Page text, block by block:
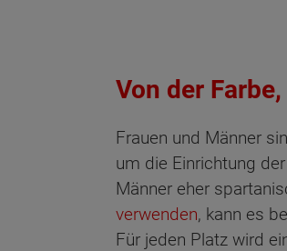
Von der
Frauen und Männer
um die Einrichtung
Männer eher
verwenden, kann es
Für jeden Platz wird